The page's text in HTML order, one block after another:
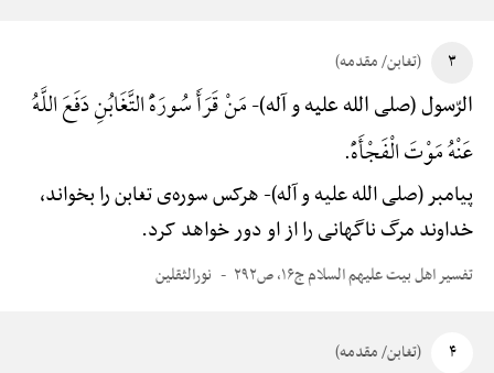
۳ (تغابن/ مقدمه)
الرّسول (صلی الله علیه و آله)-مَنْ قَرَأَ سُورَهًَْ التَّغَابُنِ دَفَعَ اللَّهُ
عَنْهُ مَوْتَ الْفَجْأَهًْ.
پیامبر (صلی الله علیه و آله)-هرکس سوره‌ی تغابن را بخواند،
خداوند مرگ ناگهانی را از او دور خواهد کرد.
تفسیر اهل بیت علیهم السلام ج۱۶، ص۲۹۲ نورالثقلین
۴ (تغابن/ مقدمه)